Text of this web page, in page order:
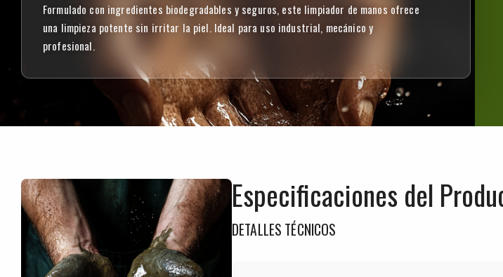
Formulado con ingredientes biodegradables y seguros, este limpiador de manos ofrece
una limpieza potente sin irritar la piel. Ideal para uso industrial, mecánico y
profesional.
Especificaciones del
DETALLES TÉCNICOS